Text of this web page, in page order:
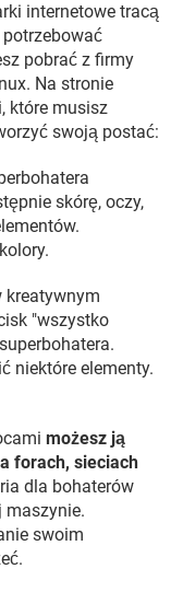
internetowe tracą
potrzebować
pobrać z firmy
Na stronie
które musisz
swoją postać:
skórę, oczy,
kreatywnym
"wszystko
niektóre elementy.
możesz ją
forach, sieciach
dla bohaterów
swoim